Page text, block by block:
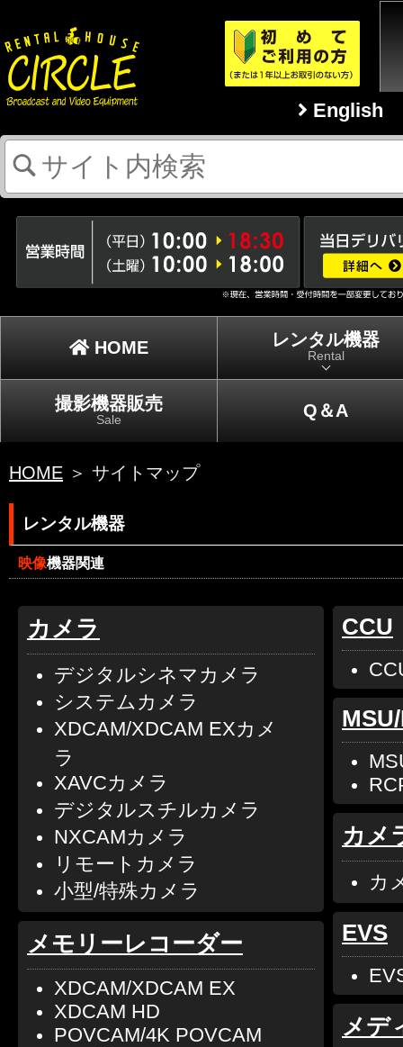
English
HOME レンタル機器
Rental
撮影機器販売
Sale Q＆A
HOME ＞ サイトマップ
レンタル機器
映像機器関連
カメラ
デジタルシネマカメラ
システムカメラ
XDCAM/XDCAM EXカメ
ラ
XAVCカメラ
デジタルスチルカメラ
NXCAMカメラ
リモートカメラ
小型/特殊カメラ
CCU
カメ
カ
EVS
メモリーレコーダー
XDCAM/XDCAM EX
XDCAM HD
POVCAM/4K POVCAM
メデ